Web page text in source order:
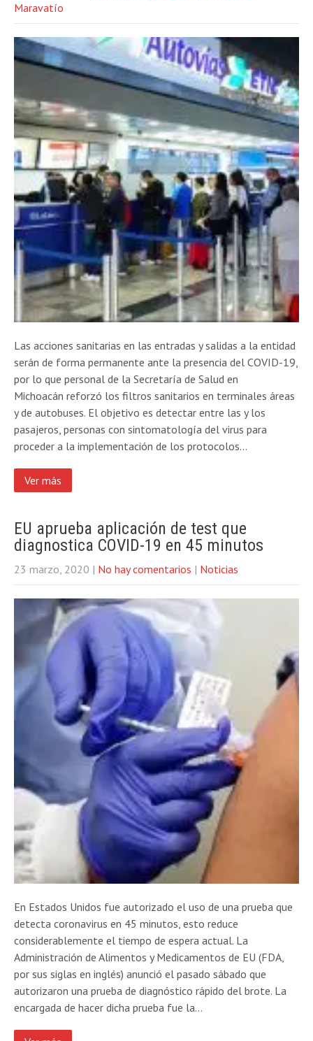
Maravatío
Las acciones sanitarias en las entradas y salidas a la entidad
serán de forma permanente ante la presencia del COVID-19,
por lo que personal de la Secretaría de Salud en
Michoacán reforzó los filtros sanitarios en terminales áreas
y de autobuses. El objetivo es detectar entre las y los
pasajeros, personas con sintomatología del virus para
proceder a la implementación de los protocolos…
Ver más
EU aprueba aplicación de test que
diagnostica COVID-19 en 45 minutos
23 marzo, 2020 | No hay comentarios | Noticias
En Estados Unidos fue autorizado el uso de una prueba que
detecta coronavirus en 45 minutos, esto reduce
considerablemente el tiempo de espera actual. La
Administración de Alimentos y Medicamentos de EU (FDA,
por sus siglas en inglés) anunció el pasado sábado que
autorizaron una prueba de diagnóstico rápido del brote. La
encargada de hacer dicha prueba fue la…